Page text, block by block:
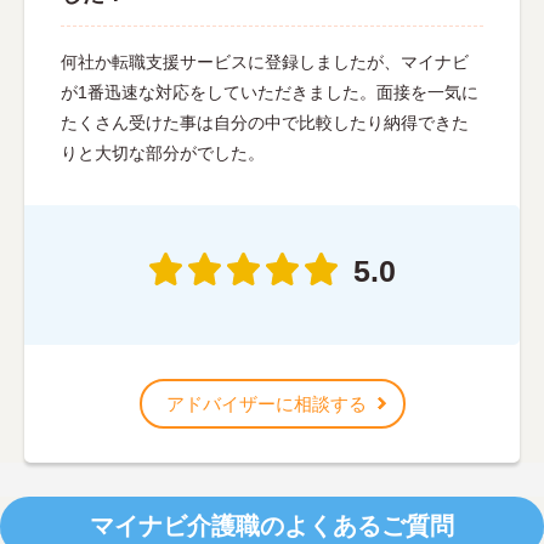
何社か転職支援サービスに登録しましたが、マイナビ
が1番迅速な対応をしていただきました。面接を一気に
たくさん受けた事は自分の中で比較したり納得できた
りと大切な部分がでした。
5.0
アドバイザーに相談する
マイナビ介護職のよくあるご質問